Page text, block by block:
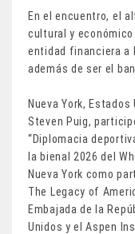
En el encuentro, el
cultural y
entidad financiera a
además de ser el
Nueva York,
Steven Puig,
“Diplomacia
la bienal 2026 del
Nueva York como
The Legacy of
Embajada de la
Unidos y el Aspen